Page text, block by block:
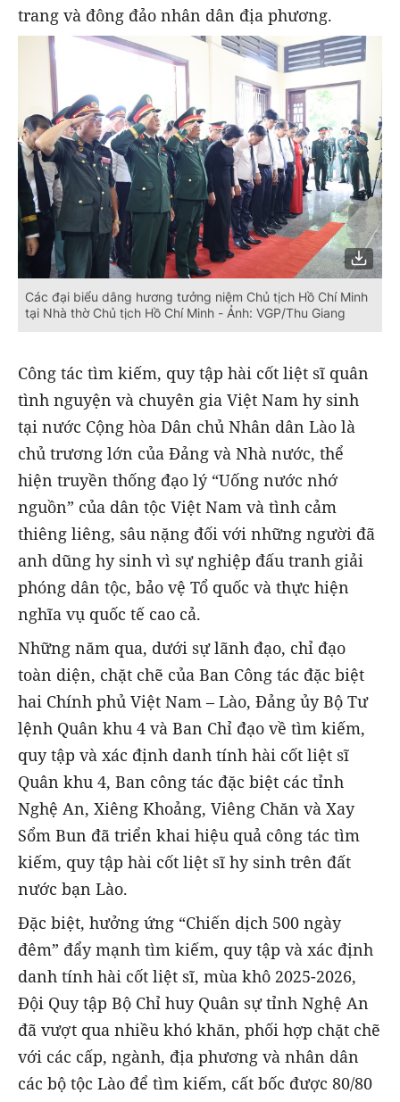
trang và đông đảo nhân dân địa phương.
Các đại biểu dâng hương tưởng niệm Chủ tịch Hồ Chí Minh
tại Nhà thờ Chủ tịch Hồ Chí Minh - Ảnh: VGP/Thu Giang
Công tác tìm kiếm, quy tập hài cốt liệt sĩ quân
tình nguyện và chuyên gia Việt Nam hy sinh
tại nước Cộng hòa Dân chủ Nhân dân Lào là
chủ trương lớn của Đảng và Nhà nước, thể
hiện truyền thống đạo lý “Uống nước nhớ
nguồn” của dân tộc Việt Nam và tình cảm
thiêng liêng, sâu nặng đối với những người đã
anh dũng hy sinh vì sự nghiệp đấu tranh giải
phóng dân tộc, bảo vệ Tổ quốc và thực hiện
nghĩa vụ quốc tế cao cả.
Những năm qua, dưới sự lãnh đạo, chỉ đạo
toàn diện, chặt chẽ của Ban Công tác đặc biệt
hai Chính phủ Việt Nam – Lào, Đảng ủy Bộ Tư
lệnh Quân khu 4 và Ban Chỉ đạo về tìm kiếm,
quy tập và xác định danh tính hài cốt liệt sĩ
Quân khu 4, Ban công tác đặc biệt các tỉnh
Nghệ An, Xiêng Khoảng, Viêng Chăn và Xay
Sổm Bun đã triển khai hiệu quả công tác tìm
kiếm, quy tập hài cốt liệt sĩ hy sinh trên đất
nước bạn Lào.
Đặc biệt, hưởng ứng “Chiến dịch 500 ngày
đêm” đẩy mạnh tìm kiếm, quy tập và xác định
danh tính hài cốt liệt sĩ, mùa khô 2025-2026,
Đội Quy tập Bộ Chỉ huy Quân sự tỉnh Nghệ An
đã vượt qua nhiều khó khăn, phối hợp chặt chẽ
với các cấp, ngành, địa phương và nhân dân
các bộ tộc Lào để tìm kiếm, cất bốc được 80/80